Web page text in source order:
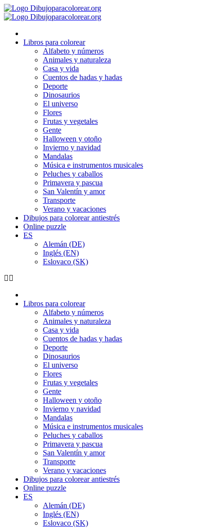
Ir
al
Libros para colorear
Alfabeto y números
Animales y naturaleza
Casa y vida
Cuentos de hadas y hadas
Deporte
Dinosaurios
El universo
Flores
Frutas y vegetales
Gente
Halloween y otoño
Invierno y navidad
Mandalas
Música e instrumentos musicales
Peluches y caballos
Primavera y pascua
San Valentín y amor
Transporte
Verano y vacaciones
Dibujos para colorear antiestrés
Online puzzle
ES
Alemán (DE)
Inglés (EN)
Eslovaco (SK)
Libros para colorear
Alfabeto y números
Animales y naturaleza
Casa y vida
Cuentos de hadas y hadas
Deporte
Dinosaurios
El universo
Flores
Frutas y vegetales
Gente
Halloween y otoño
Invierno y navidad
Mandalas
Música e instrumentos musicales
Peluches y caballos
Primavera y pascua
San Valentín y amor
Transporte
Verano y vacaciones
Dibujos para colorear antiestrés
Online puzzle
ES
Alemán (DE)
Inglés (EN)
Eslovaco (SK)